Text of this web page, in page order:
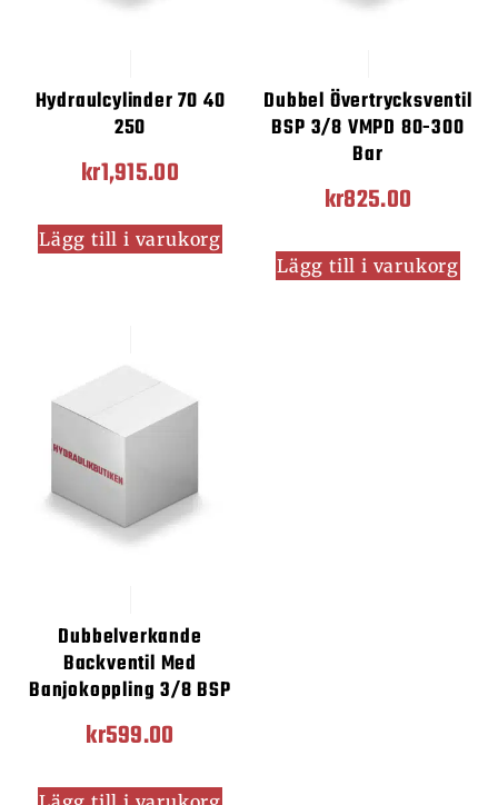
Hydraulcylinder 70 40
250
kr1,915.00
Lägg till i varukorg
Dubbel Övertrycksventil
BSP 3/8 VMPD 80-300
Bar
kr825.00
Lägg till i varukorg
Dubbelverkande
Backventil Med
Banjokoppling 3/8 BSP
kr599.00